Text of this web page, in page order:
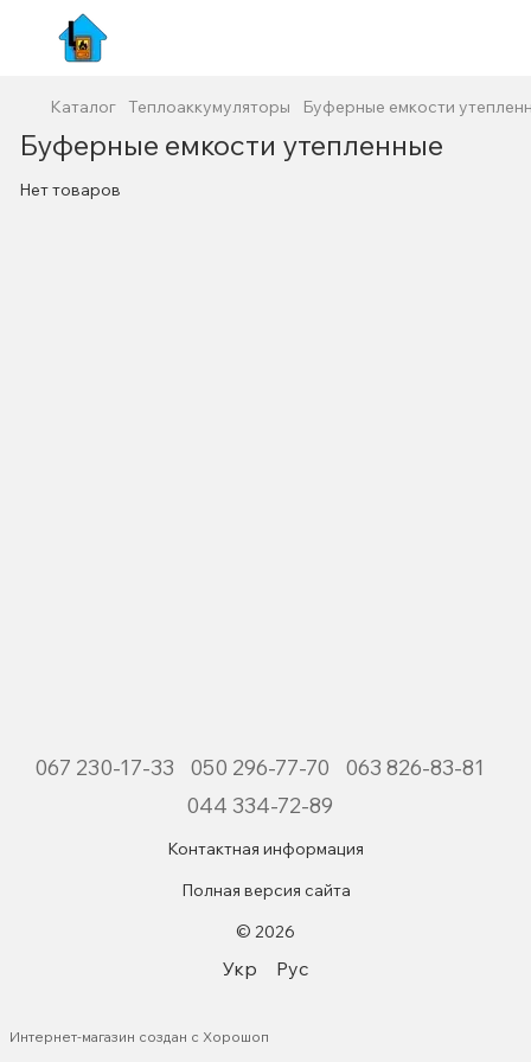
Каталог Теплоаккумуляторы Буферные емкости
Буферные емкости утепленные
Нет товаров
067 230-17-33 050 296-77-70
063 826-83-81
044 334-72-89
Контактная информация
Полная версия сайта
© 2026
Укр Рус
Интернет-магазин создан с Хорошоп